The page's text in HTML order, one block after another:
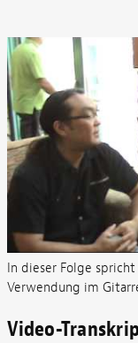
In dieser Folge
Verwendung im
Video-